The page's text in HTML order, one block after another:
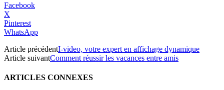
Facebook
X
Pinterest
WhatsApp
Article précédentI-video, votre expert en affichage dynamique
Article suivantComment réussir les vacances entre amis
ARTICLES CONNEXES